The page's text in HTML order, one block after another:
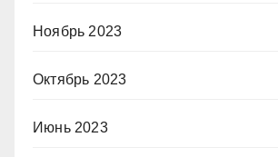
Ноябрь 2023
Октябрь 2023
Июнь 2023